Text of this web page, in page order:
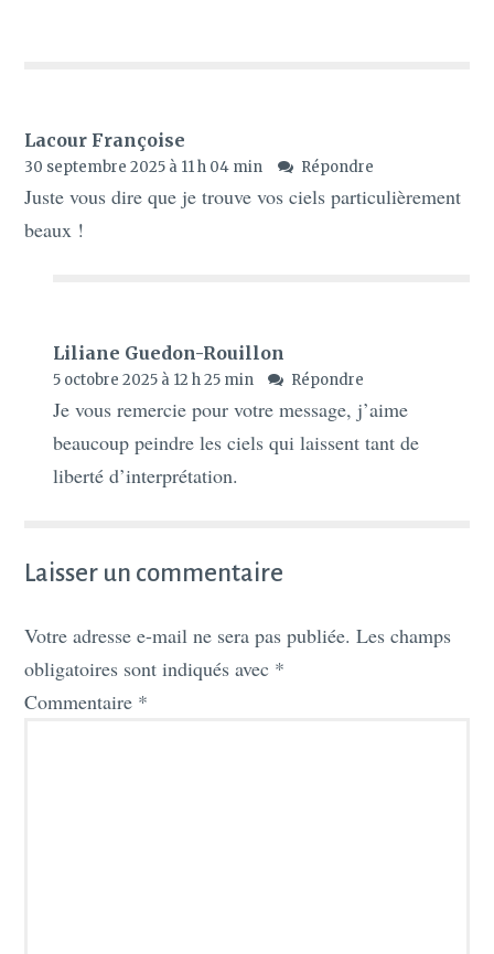
Lacour Françoise
30 septembre 2025 à 11 h 04 min Répondre
Juste vous dire que je trouve vos ciels particulièrement
beaux !
Liliane Guedon-Rouillon
5 octobre 2025 à 12 h 25 min Répondre
Je vous remercie pour votre message, j’aime
beaucoup peindre les ciels qui laissent tant de
liberté d’interprétation.
Laisser un commentaire
Votre adresse e-mail ne sera pas publiée. Les champs
obligatoires sont indiqués avec *
Commentaire *